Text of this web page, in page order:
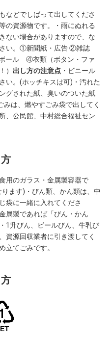
などでしばって出してくださ
の資源物です。・雨にぬれる
ない場合がありますので、な
い。①新聞紙・広告 ②雑誌
ール ④衣類（ボタン・ファ
） 出し方の注意点 ・ビニール
い。(ホッチキスは可)・汚れた
グされた紙、臭いのついた紙
は、燃やすごみ袋で出してく
、公民館、中村総合福祉セン
用のガラス・金属製容器で
ます)・びん類、かん類は、中
袋に一緒に入れてくださ
属製であれば「びん・かん
1升びん、ビールびん、牛乳び
資源回収業者に引き渡してく
立てごみです。